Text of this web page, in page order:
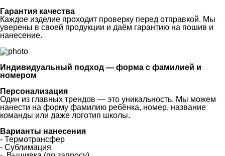
Гарантия качества
Каждое изделие проходит проверку перед отправкой. Мы
уверены в своей продукции и даём гарантию на пошив и
нанесение.
Индивидуальный подход — форма с фамилией и
номером
Персонализация
Один из главных трендов — это уникальность. Мы можем
нанести на форму фамилию ребёнка, номер, название
команды или даже логотип школы.
Варианты нанесения
- Термотрансфер
- Сублимация